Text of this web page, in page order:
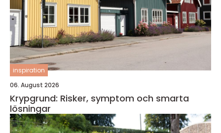
inspiration
06. August 2026
Krypgrund: Risker, symptom och smarta
lösningar